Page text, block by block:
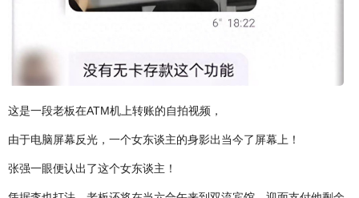
这是一段老板在ATM机上转账的自拍视频，
由于电脑屏幕反光，一个女东谈主的身影出当今了屏幕上！
张强一眼便认出了这个女东谈主！